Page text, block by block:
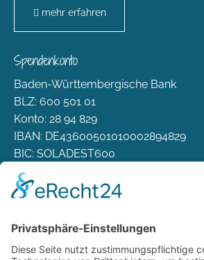
mehr erfahren
Spendenkonto
Baden-Württembergische Bank
BLZ: 600 501 01
Konto: 28 94 829
IBAN: DE43600501010002894829
BIC: SOLADEST600
Rechtliches
Versand & Lieferung
Widerrufsbelehrung